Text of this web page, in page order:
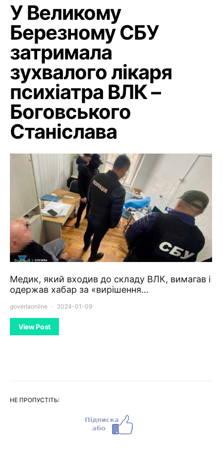
У Великому
Березному СБУ
затримала
зухвалого лікаря
психіатра ВЛК –
Боговського
Станіслава
Медик, який входив до складу ВЛК, вимагав і
одержав хабар за «вирішення…
goverlaonline 2024-01-09
View Post
НЕ ПРОПУСТІТЬ: